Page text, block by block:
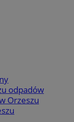
odpadów
Orzeszu